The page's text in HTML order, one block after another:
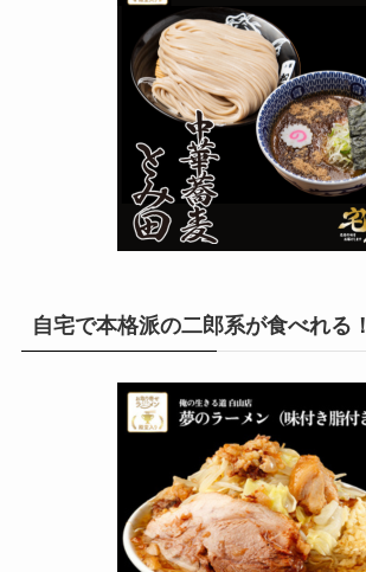
自宅で本格派の二郎系が食べれる！